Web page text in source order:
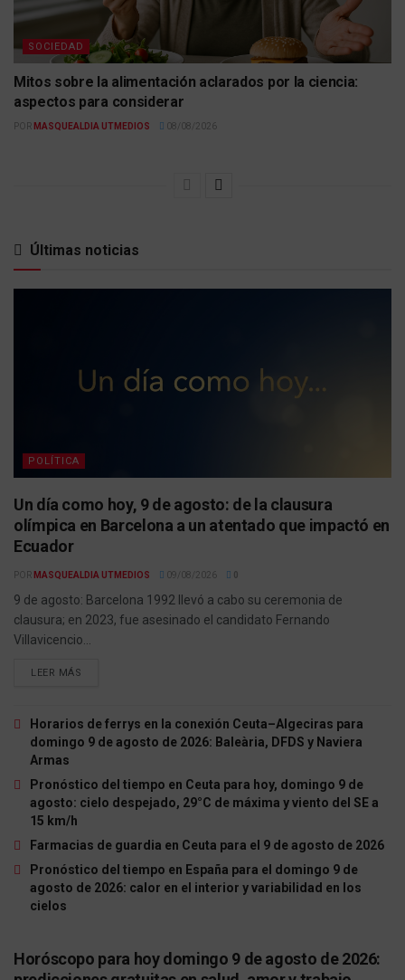
SOCIEDAD
Mitos sobre la alimentación aclarados por la ciencia:
aspectos para considerar
POR MASQUEALDIA UTMEDIOS 08/08/2026
Últimas noticias
POLÍTICA
Un día como hoy, 9 de agosto: de la clausura
olímpica en Barcelona a un atentado que impactó en
Ecuador
POR MASQUEALDIA UTMEDIOS 09/08/2026
9 de agosto: Barcelona 1992 llevó a cabo su ceremonia de
clausura; en 2023, fue asesinado el candidato Fernando
Villavicencio...
LEER MÁS
Horarios de ferrys en la conexión Ceuta–Algeciras para
domingo 9 de agosto de 2026: Baleària, DFDS y Naviera
Armas
Pronóstico del tiempo en Ceuta para hoy, domingo 9 de
agosto: cielo despejado, 29°C de máxima y viento del SE a
15 km/h
Farmacias de guardia en Ceuta para el 9 de agosto de 2026
Pronóstico del tiempo en España para el domingo 9 de
agosto de 2026: calor en el interior y variabilidad en los
cielos
Horóscopo para hoy domingo 9 de agosto de 2026: